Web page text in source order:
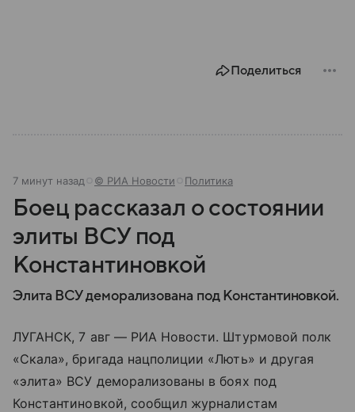
Поделиться
7 минут назад © РИА Новости Политика
Боец рассказал о состоянии
элиты ВСУ под
Константиновкой
Элита ВСУ деморализована под Константиновкой.
ЛУГАНСК, 7 авг — РИА Новости. Штурмовой полк
«Скала», бригада нацполиции «Лють» и другая
«элита» ВСУ деморализованы в боях под
Константиновкой, сообщил журналистам